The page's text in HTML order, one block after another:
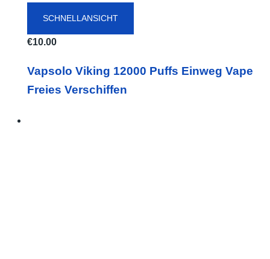
SCHNELLANSICHT
€10.00
Vapsolo Viking 12000 Puffs Einweg Vape
Freies Verschiffen